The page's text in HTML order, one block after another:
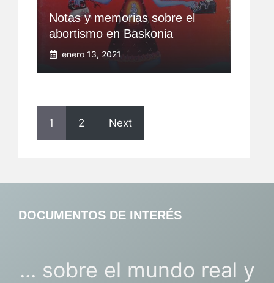
Notas y memorias sobre el
abortismo en Baskonia
enero 13, 2021
1 2 Next
DOCUMENTOS DE INTERÉS
... sobre el mundo real y